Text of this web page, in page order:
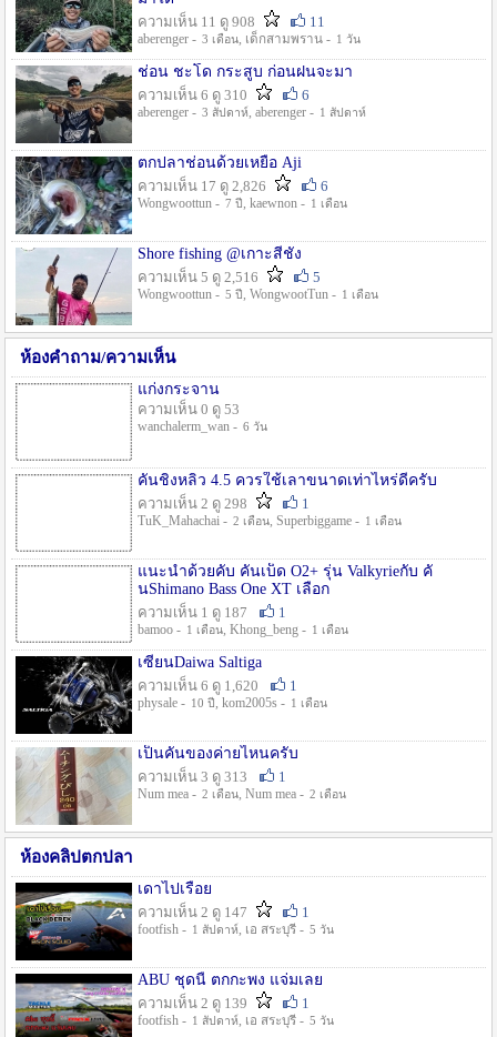
ความเห็น 11 ดู 908
11
aberenger - 3 เดือน, เด็กสามพราน - 1 วัน
ช่อน ชะโด กระสูบ ก่อนฝนจะมา
ความเห็น 6 ดู 310
6
aberenger - 3 สัปดาห์, aberenger - 1 สัปดาห์
ตกปลาช่อนด้วยเหยื่อ Aji
ความเห็น 17 ดู 2,826
6
Wongwoottun - 7 ปี , kaewnon - 1 เดือน
Shore fishing @เกาะสีชัง
ความเห็น 5 ดู 2,516
5
Wongwoottun - 5 ปี , WongwootTun - 1 เดือน
ห้องคำถาม/ความเห็น
แก่งกระจาน
ความเห็น 0 ดู 53
wanchalerm_wan - 6 วัน
คันชิงหลิว 4.5 ควรใช้เลาขนาดเท่าไหร่ดีครับ
ความเห็น 2 ดู 298
1
TuK_Mahachai - 2 เดือน, Superbiggame - 1 เดือน
แนะนำด้วยคับ คันเบ็ด O2+ รุ่น Valkyrieกับ คั
นShimano Bass One XT เลือก
ความเห็น 1 ดู 187
1
bamoo - 1 เดือน, Khong_beng - 1 เดือน
เซียนDaiwa Saltiga
ความเห็น 6 ดู 1,620
1
physale - 10 ปี , kom2005s - 1 เดือน
เป็นคันของค่ายไหนครับ
ความเห็น 3 ดู 313
1
Num mea - 2 เดือน, Num mea - 2 เดือน
ห้องคลิปตกปลา
เดาไปเรื่อย
ความเห็น 2 ดู 147
1
footfish - 1 สัปดาห์, เอ สระบุรี - 5 วัน
ABU ชุดนี้ ตกกะพง แจ่มเลย
ความเห็น 2 ดู 139
1
footfish - 1 สัปดาห์, เอ สระบุรี - 5 วัน